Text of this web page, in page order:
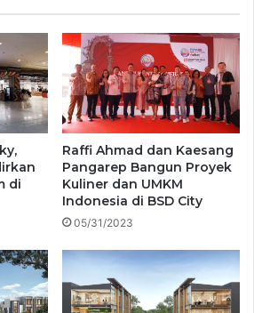
di
Raffi Ahmad dan Kaesang
Pangarep Bangun Proyek
Kuliner dan UMKM
Indonesia di BSD City
05/31/2023